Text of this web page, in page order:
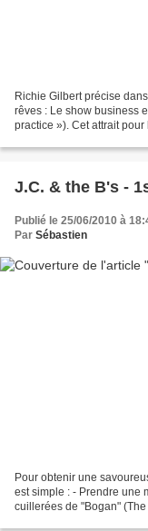
Richie Gilbert précise
rêves : Le show business
practice »). Cet attrait pour
J.C. & the B's -
Publié le 25/06/2010 à
Par Sébastien
Pour obtenir une
est simple : - Prendre une
cuillerées de "Bogan" (The